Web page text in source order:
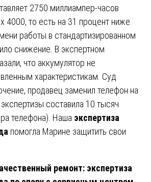
2750 миллиампер-часов
4000, то есть на 31 процент ниже.
работы в стандартизированном
снижение. В экспертном
что аккумулятор не
характеристикам. Суд
продавец заменил телефон на
составила 10 тысяч
телефона). Наша экспертиза
помогла Марине защитить свои
ремонт: экспертиза